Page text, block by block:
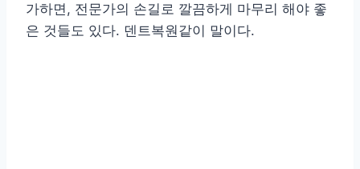
가하면, 전문가의 손길로 깔끔하게 마무리 해야 좋
은 것들도 있다. 덴트복원같이 말이다.